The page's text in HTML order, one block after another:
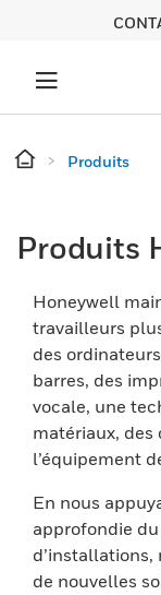
Produits
Produits
Honeywell
travailleurs
des
barres, des
vocale, une
matériaux, des
l’équipement
En nous
approfondie
de nouvelles